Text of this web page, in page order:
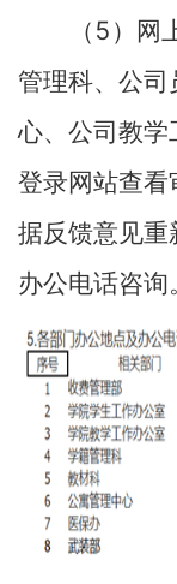
（ 5 ）网
管理科、公司
心、公司教学
登录网站查看
据反馈意见重
办公电话咨询